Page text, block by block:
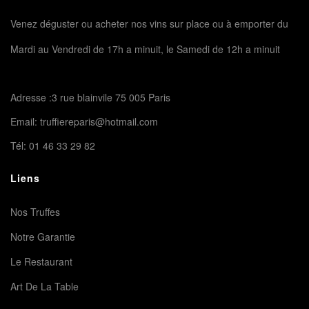
Venez déguster ou acheter nos vins sur place ou à emporter du
Mardi au Vendredi de 17h a minuit, le Samedi de 12h a minuit
Adresse :3 rue blainvile 75 005 Paris
Email: truffiereparis@hotmail.com
Tél: 01 46 33 29 82
Liens
Nos Truffes
Notre Garantie
Le Restaurant
Art De La Table